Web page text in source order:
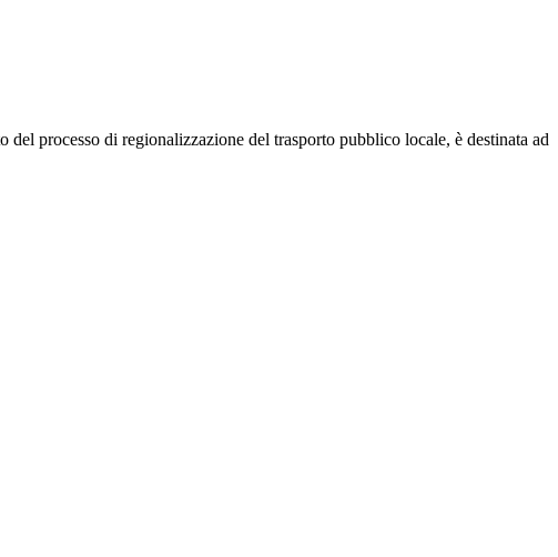
processo di regionalizzazione del trasporto pubblico locale, è destinata ad